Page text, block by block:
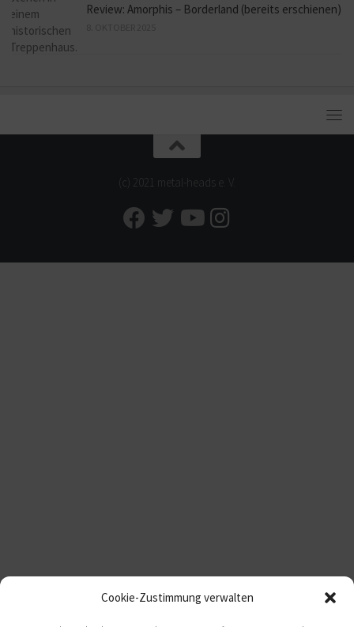
Cookie-Zustimmung verwalten
Review: Amorphis – Borderland (bereits erschienen)
(c) 2021 metal-heads e. V.